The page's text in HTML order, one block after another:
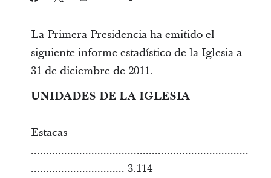
La Primera Presidencia ha emitido el
siguiente informe estadístico de la Iglesia a
31 de diciembre de 2011.
UNIDADES DE LA IGLESIA
Estacas
........................................................................
............................... 3.114